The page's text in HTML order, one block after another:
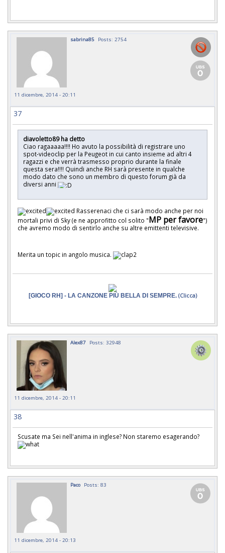
sabrina85 Posts: 2754
11 dicembre, 2014 - 20:11
37
diavoletto89 ha detto
Ciao ragaaaaa!!!! Ho avuto la possibilità di registrare uno
spot-videoclip per la Peugeot in cui canto insieme ad altri 4
ragazzi e che verrà trasmesso proprio durante la finale
questa sera!!!! Quindi anche RH sarà presente in qualche
modo dato che sono un membro di questo forum già da
diversi anni
Rasserenaci che ci sarà modo anche per noi
mortali privi di Sky (e ne approfitto col solito "MP per favore")
che avremo modo di sentirlo anche su altre emittenti televisive.
Merita un topic in angolo musica.
[GIOCO RH] - LA CANZONE PIÙ BELLA DI SEMPRE. (Clicca)
Alex87 Posts: 32948
11 dicembre, 2014 - 20:11
38
Scusate ma Sei nell'anima in inglese? Non staremo esagerando?
Paco Posts: 83
11 dicembre, 2014 - 20:13